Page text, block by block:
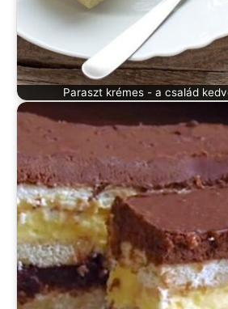
Paraszt krémes - a család